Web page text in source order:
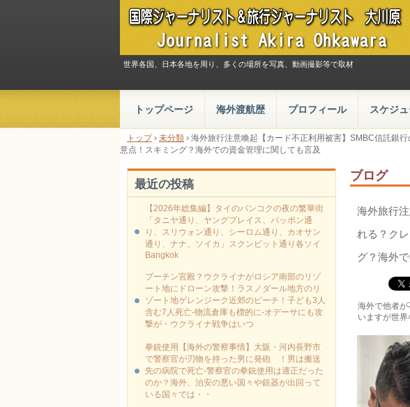
世界各国、日本各地を周り、多くの場所を写真、動画撮影等で取材
トップページ 海外渡航歴 プロフィール スケジ
トップ› 未分類 › 海外旅行注意喚起【カード不正利用被害】SMBC信託銀
意点！スキミング？海外での資金管理に関しても言及
ブログ
海外旅行
れる？ク
グ？海外
海外で他者
いますが世界
最近の投稿
【2026年総集編】タイのバンコクの夜の繁華街
「タニヤ通り、ヤングプレイス、パッポン通
り、スリウォン通り、シーロム通り、カオサン
通り、ナナ、ソイカ」スクンビット通り各ソイ
Bangkok
プーチン宮殿？ウクライナがロシア南部のリゾ
ート地にドローン攻撃！ラスノダール地方のリ
ゾート地ゲレンジーク近郊のビーチ！子ども3人
含む7人死亡-物流倉庫も標的に‐オデーサにも攻
撃が・ウクライナ戦争はいつ
拳銃使用【海外の警察事情】大阪・河内長野市
で警察官が刃物を持った男に発砲 ！男は搬送
先の病院で死亡-警察官の拳銃使用は適正だった
のか？海外、治安の悪い国々や銃器が出回って
いる国々では・・